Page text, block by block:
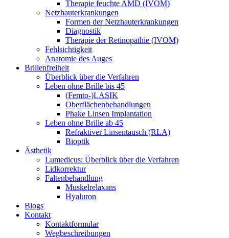
Therapie feuchte AMD (IVOM)
Netzhauterkrankungen
Formen der Netzhauterkrankungen
Diagnostik
Therapie der Retinopathie (IVOM)
Fehlsichtigkeit
Anatomie des Auges
Brillenfreiheit
Überblick über die Verfahren
Leben ohne Brille bis 45
(Femto-)LASIK
Oberflächenbehandlungen
Phake Linsen Implantation
Leben ohne Brille ab 45
Refraktiver Linsentausch (RLA)
Bioptik
Ästhetik
Lumedicus: Überblick über die Verfahren
Lidkorrektur
Faltenbehandlung
Muskelrelaxans
Hyaluron
Blogs
Kontakt
Kontaktformular
Wegbeschreibungen